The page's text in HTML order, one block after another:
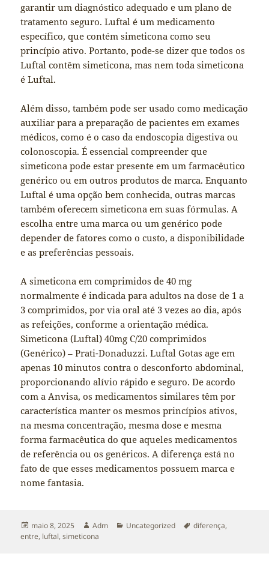
garantir um diagnóstico adequado e um plano de
tratamento seguro. Luftal é um medicamento
específico, que contém simeticona como seu
princípio ativo. Portanto, pode-se dizer que todos os
Luftal contêm simeticona, mas nem toda simeticona
é Luftal.
Além disso, também pode ser usado como medicação
auxiliar para a preparação de pacientes em exames
médicos, como é o caso da endoscopia digestiva ou
colonoscopia. É essencial compreender que
simeticona pode estar presente em um farmacêutico
genérico ou em outros produtos de marca. Enquanto
Luftal é uma opção bem conhecida, outras marcas
também oferecem simeticona em suas fórmulas. A
escolha entre uma marca ou um genérico pode
depender de fatores como o custo, a disponibilidade
e as preferências pessoais.
A simeticona em comprimidos de 40 mg
normalmente é indicada para adultos na dose de 1 a
3 comprimidos, por via oral até 3 vezes ao dia, após
as refeições, conforme a orientação médica.
Simeticona (Luftal) 40mg C/20 comprimidos
(Genérico) – Prati-Donaduzzi. Luftal Gotas age em
apenas 10 minutos contra o desconforto abdominal,
proporcionando alívio rápido e seguro. De acordo
com a Anvisa, os medicamentos similares têm por
característica manter os mesmos princípios ativos,
na mesma concentração, mesma dose e mesma
forma farmacêutica do que aqueles medicamentos
de referência ou os genéricos. A diferença está no
fato de que esses medicamentos possuem marca e
nome fantasia.
Publicado
em
maio 8, 2025 Autor
Adm Categorias
Uncategorized Tags
diferença,
entre, luftal,simeticona